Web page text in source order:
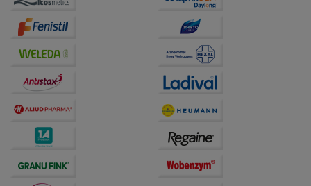
auf unserer Website aber auch die Werbung auf
Drittseiten möglichst relevant für Sie zu gestalten.
Bitte beachten Sie, dass Daten hierfür teilweise an
Dritte wie z.B. Google oder soziale Medien
übertragen werden.